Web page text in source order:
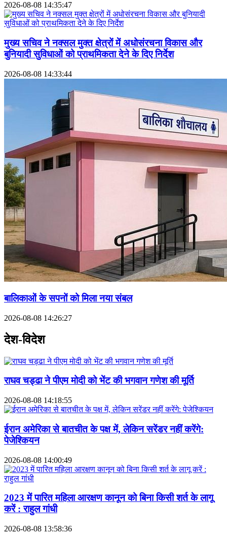
2026-08-08 14:35:47
मुख्य सचिव ने नक्सल मुक्त क्षेत्रों में अधोसंरचना विकास और
बुनियादी सुविधाओं को प्राथमिकता देने के दिए निर्देश
2026-08-08 14:33:44
बालिकाओं के सपनों को मिला नया संबल
2026-08-08 14:26:27
देश-विदेश
राघव चड्ढा ने पीएम मोदी को भेंट की भगवान गणेश की मूर्ति
2026-08-08 14:18:55
ईरान अमेरिका से बातचीत के पक्ष में, लेकिन सरेंडर नहीं करेंगे:
पेजेश्कियन
2026-08-08 14:00:49
2023 में पारित महिला आरक्षण कानून को बिना किसी शर्त के लागू
करें : राहुल गांधी
2026-08-08 13:58:36